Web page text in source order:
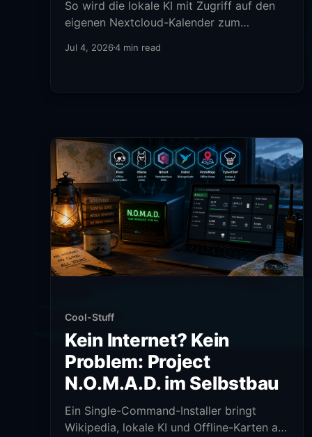
So wird die lokale KI mit Zugriff auf den
eigenen Nextcloud-Kalender zum
Jul 4, 20264 min read
Cool-Stuff
Kein Internet? Kein
Problem: Project
N.O.M.A.D. im Selbstbau
Ein Single-Command-Installer bringt
Wikipedia, lokale KI und Offline-Karten auf